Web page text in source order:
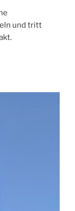
und tritt